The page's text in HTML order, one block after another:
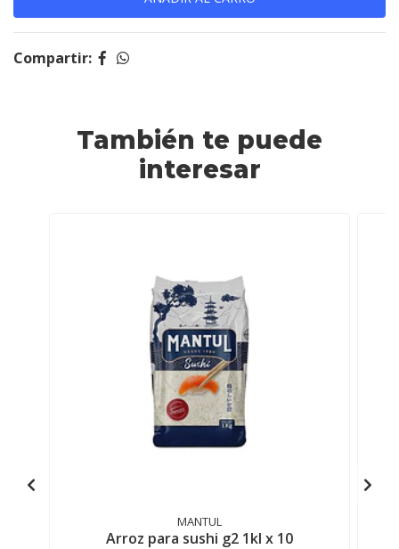
Compartir:
También te puede
interesar
MANTUL
Arroz para sushi g2 1kl x 10